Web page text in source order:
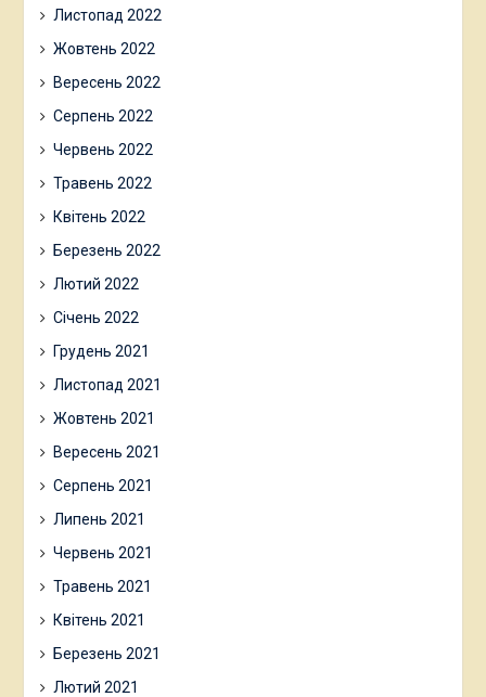
Листопад 2022
Жовтень 2022
Вересень 2022
Серпень 2022
Червень 2022
Травень 2022
Квітень 2022
Березень 2022
Лютий 2022
Січень 2022
Грудень 2021
Листопад 2021
Жовтень 2021
Вересень 2021
Серпень 2021
Липень 2021
Червень 2021
Травень 2021
Квітень 2021
Березень 2021
Лютий 2021